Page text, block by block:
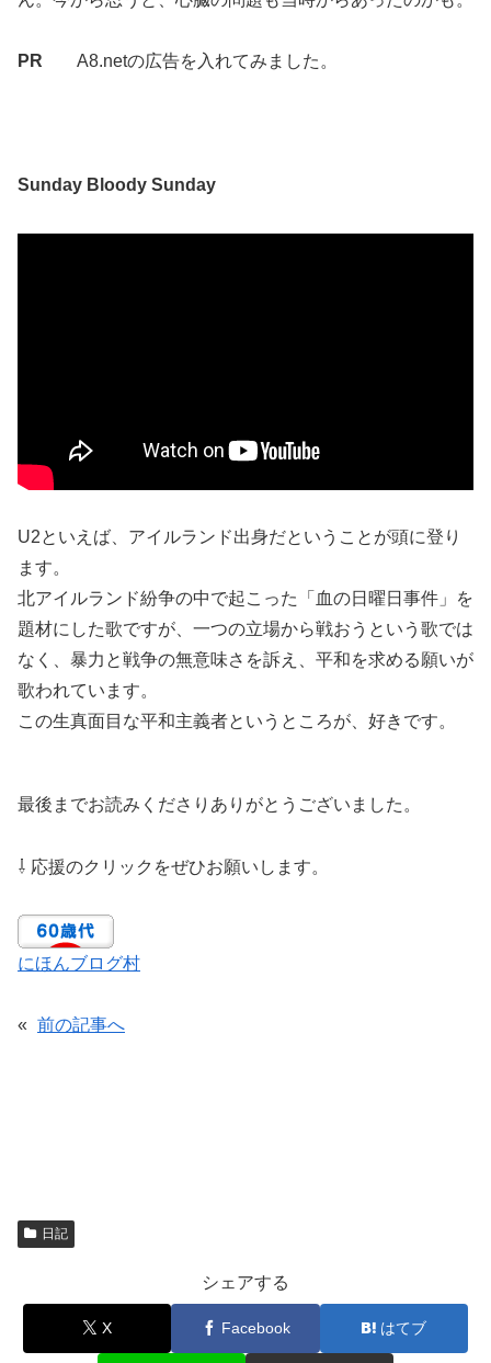
PR A8.netの広告を入れてみました。
Sunday Bloody Sunday
U2といえば、アイルランド出身だということが頭に登り
ます。
北アイルランド紛争の中で起こった「血の日曜日事件」を
題材にした歌ですが、一つの立場から戦おうという歌では
なく、暴力と戦争の無意味さを訴え、平和を求める願いが
歌われています。
この生真面目な平和主義者というところが、好きです。
最後までお読みくださりありがとうございました。
⇩ 応援のクリックをぜひお願いします。
にほんブログ村
« 前の記事へ
日記
シェアする
X Facebook はてブ